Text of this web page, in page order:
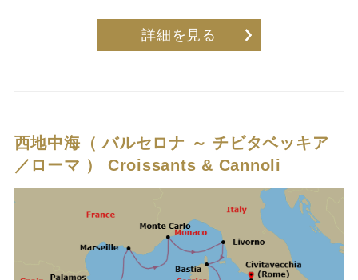
詳細を見る
西地中海（ バルセロナ ～ チビタベッキア
／ローマ ） Croissants & Cannoli